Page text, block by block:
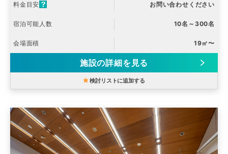
料金目安 お問い合わせください
宿泊可能人数 10名～300名
会場面積 19㎡〜
施設の詳細を見る
検討リストに追加する